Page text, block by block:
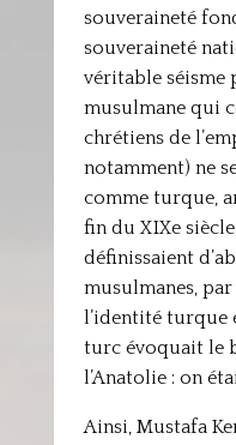
souveraineté
souveraineté
véritable
musulmane qui
chrétiens de
notamment) ne
comme turque,
fin du XIXe
définissaient
musulmanes,
l’identité turque
turc évoquait le
l’Anatolie : on
Ainsi, Mustafa